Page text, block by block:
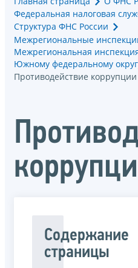
Федеральная налоговая
Структура ФНС России
Межрегиональные
Межрегиональная
Южному федеральному
Противодействие коррупции
Содержание
страницы